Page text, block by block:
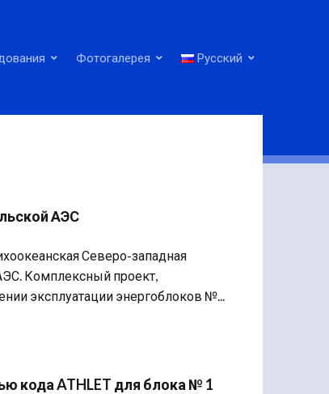
Фотогалерея Русский
АЭС
Северо-западная
Комплексный проект,
эксплуатации энергоблоков №...
кода ATHLET для блока № 1